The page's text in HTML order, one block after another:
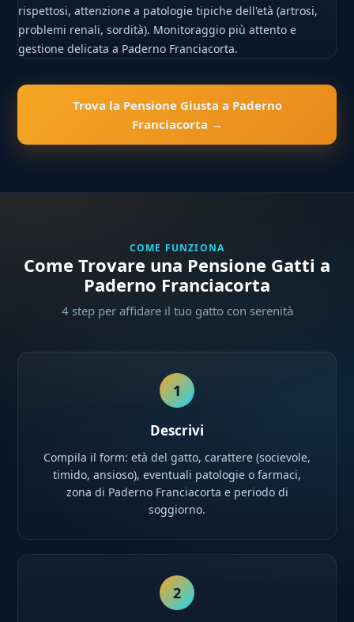
rispettosi, attenzione a patologie tipiche dell'età (artrosi,
problemi renali, sordità). Monitoraggio più attento e
gestione delicata a Paderno Franciacorta.
Trova la Pensione Giusta a Paderno
Franciacorta →
COME FUNZIONA
Come Trovare una Pensione Gatti a
Paderno Franciacorta
4 step per affidare il tuo gatto con serenità
1
Descrivi
Compila il form: età del gatto, carattere (socievole,
timido, ansioso), eventuali patologie o farmaci,
zona di Paderno Franciacorta e periodo di
soggiorno.
2